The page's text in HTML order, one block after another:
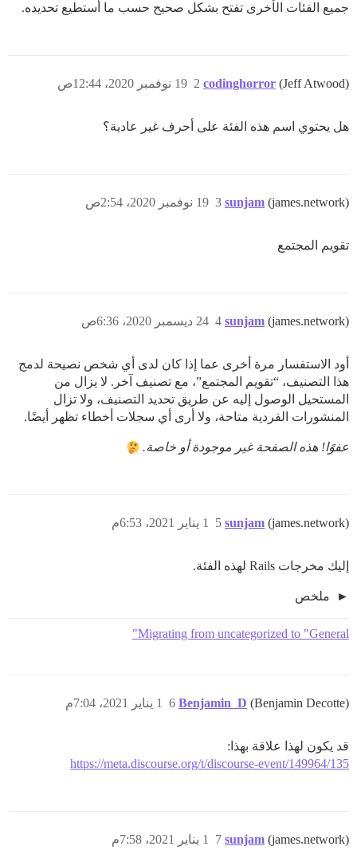
جميع الفئات الأخرى تفتح بشكل صحيح حسب ما أستطيع تحديده.
codinghorror (Jeff Atwood) 19 نوفمبر 2020، 12:44ص 2
هل يحتوي اسم هذه الفئة على أحرف غير عادية؟
sunjam (james.network) 19 نوفمبر 2020، 2:54ص 3
تقويم المجتمع
sunjam (james.network) 24 ديسمبر 2020، 6:36ص 4
أود الاستفسار مرة أخرى عما إذا كان لدى أي شخص نصيحة لدمج
هذا التصنيف، “تقويم المجتمع”، مع تصنيف آخر. لا يزال من
المستحيل الوصول إليه عن طريق تحديد التصنيف، ولا تزال
المنشورات الفردية متاحة، ولا أرى أي سجلات أخطاء تظهر أيضًا.
عفوًا! هذه الصفحة غير موجودة أو خاصة.
sunjam (james.network) 1 يناير 2021، 6:53م 5
إليك مخرجات Rails لهذه الفئة.
ملخص
Migrating from uncategorized to "General"
Benjamin_D (Benjamin Decotte) 1 يناير 2021، 7:04م 6
قد يكون لهذا علاقة بهذا:
https://meta.discourse.org/t/discourse-event/149964/135
sunjam (james.network) 1 يناير 2021، 7:58م 7